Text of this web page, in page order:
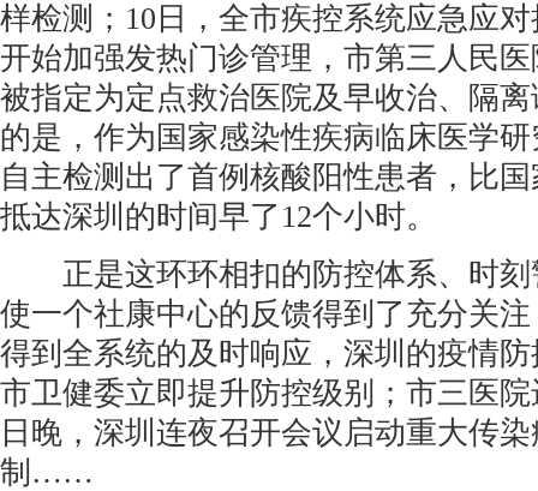
样检测；10日，全市疾控系统应急应
开始加强发热门诊管理，市第三人民
被指定为定点救治医院及早收治、隔
的是，作为国家感染性疾病临床医学
自主检测出了首例核酸阳性患者，比
抵达深圳的时间早了12个小时。
正是这环环相扣的防控体系、时刻
使一个社康中心的反馈得到了充分关
得到全系统的及时响应，深圳的疫情
市卫健委立即提升防控级别；市三医
日晚，深圳连夜召开会议启动重大传
制……